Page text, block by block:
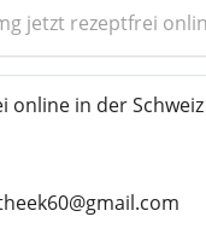
jetzt rezeptfrei
online in der